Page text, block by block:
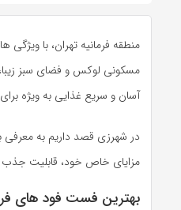
منطقه فرمانیه تهران، با
مسکونی لوکس و فضای سبز
آسان و سریع غذایی به ویژه
در شهرزی قصد داریم به معرفی
مزایای خاص خود، قابلیت جذب
بهترین فست فود های